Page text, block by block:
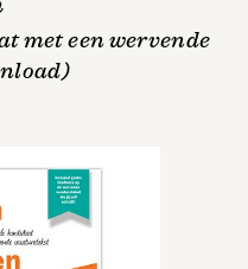
met een wervende